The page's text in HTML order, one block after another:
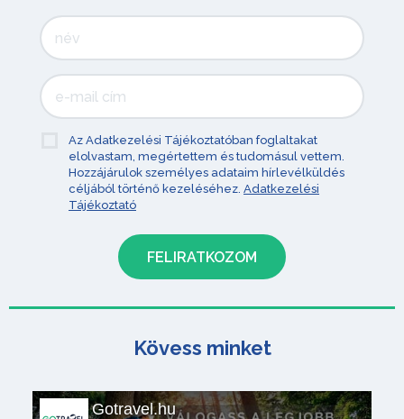
Az Adatkezelési Tájékoztatóban foglaltakat
elolvastam, megértettem és tudomásul vettem.
Hozzájárulok személyes adataim hírlevélküldés
céljából történő kezeléséhez. Adatkezelési
Tájékoztató
Kövess minket
Gotravel.hu